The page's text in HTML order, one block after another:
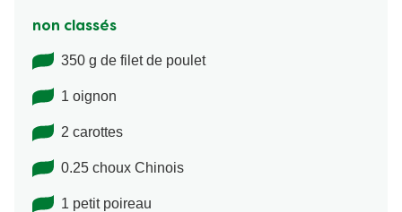
non classés
350 g de filet de poulet
1 oignon
2 carottes
0.25 choux Chinois
1 petit poireau